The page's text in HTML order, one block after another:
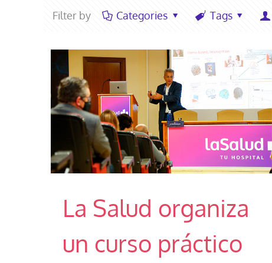
Filter by Categories Tags
La Salud organiza
un curso práctico